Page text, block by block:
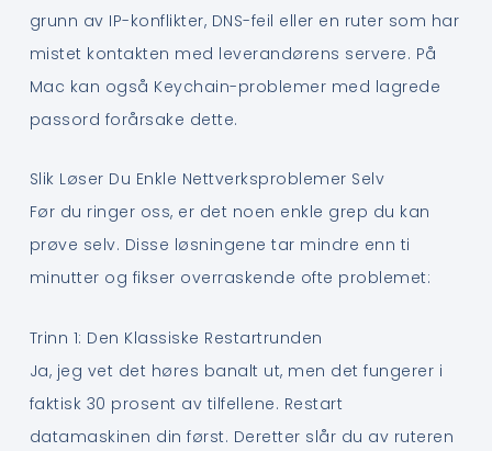
grunn av IP-konflikter, DNS-feil eller en ruter som har
mistet kontakten med leverandørens servere. På
Mac kan også Keychain-problemer med lagrede
passord forårsake dette.
Slik Løser Du Enkle Nettverksproblemer Selv
Før du ringer oss, er det noen enkle grep du kan
prøve selv. Disse løsningene tar mindre enn ti
minutter og fikser overraskende ofte problemet:
Trinn 1: Den Klassiske Restartrunden
Ja, jeg vet det høres banalt ut, men det fungerer i
faktisk 30 prosent av tilfellene. Restart
datamaskinen din først. Deretter slår du av ruteren